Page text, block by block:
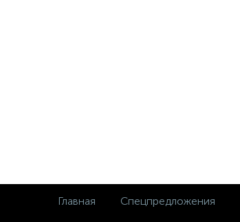
Главная Спецпредложения